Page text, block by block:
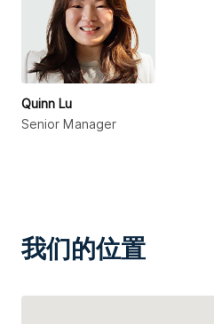
Quinn Lu
Senior Manager
我们的位置